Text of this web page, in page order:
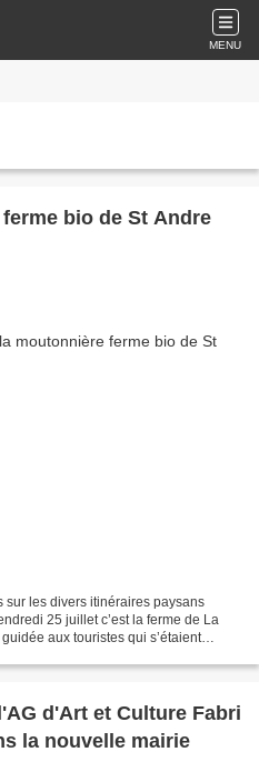
MENU
sur les divers itinéraires paysans
25 juillet c’est la ferme de La
aux touristes qui s’étaient
d'Art et Culture Fabri
la nouvelle mairie